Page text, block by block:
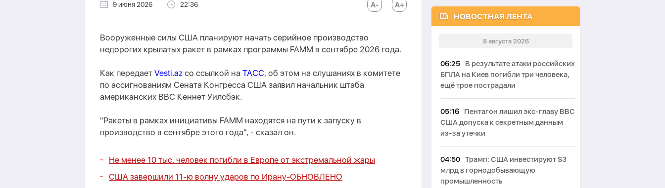
9 июня 2026 22:36
Вооруженные силы США планируют начать серийное производство
недорогих крылатых ракет в рамках программы FAMM в сентябре 2026 года.
Как передает Vesti.az со ссылкой на ТАСС, об этом на слушаниях в комитете
по ассигнованиям Сената Конгресса США заявил начальник штаба
американских ВВС Кеннет Уилсбэк.
"Ракеты в рамках инициативы FAMM находятся на пути к запуску в
производство в сентябре этого года", - сказал он.
Не менее 10 тыс. человек погибли в Европе от экстремальной жары
США завершили 11-ю волну ударов по Ирану-ОБНОВЛЕНО
НОВОСТНАЯ ЛЕНТА
8 августа 2026
06:25
В результате атаки российских
БПЛА на Киев погибли три человека,
ещё трое пострадали
05:16
Пентагон лишил экс-главу ВВС
США допуска к секретным данным
из-за утечки
04:50 Трамп: США инвестируют $3
млрд в горнодобывающую
промышленность